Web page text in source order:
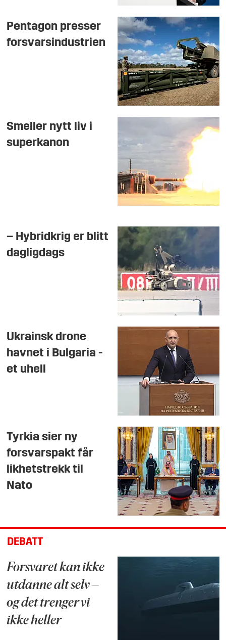
Pentagon presser
forsvarsindustrien
Smeller nytt liv i
superkanon
– Hybridkrig er blitt
dagligdags
Ukrainsk drone
havnet i Bulgaria -
et uhell
Tyrkia sier ny
forsvarspakt får
likhetstrekk til
Nato
DEBATT
Forsvaret kan ikke
utdanne alt selv –
og det trenger vi
ikke heller